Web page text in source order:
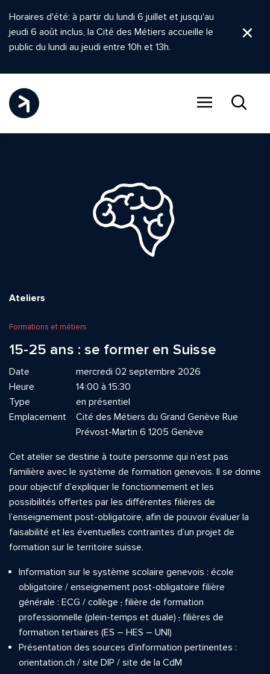
Horaires d'été: à partir du lundi 6 juillet et jusqu'au
jeudi 6 août inclus, la Cité des Métiers accueille le
public du lundi au jeudi entre 10h et 13h.
Ateliers
Formations et métiers
15-25 ans : se former en Suisse
Date
mercredi 02 septembre 2026
Heure
14:00 à 15:30
Type
en présentiel
Emplacement
Cité des Métiers du Grand Genève Rue
Prévost-Martin 6 1205 Genève
Cet atelier se destine à toute personne qui n’est pas
familière avec le système de formation genevois. Il se donne
pour objectif d’expliquer le fonctionnement et les
possibilités offertes par les différentes filières de
l’enseignement post-obligatoire, afin de pouvoir évaluer la
faisabilité et les éventuelles contraintes d’un projet de
formation sur le territoire suisse.
Information sur le système scolaire genevois : école
obligatoire / enseignement post-obligatoire filière
générale : ECG / collège , filière de formation
professionnelle (plein-temps et duale) , filières de
formation tertiaires (ES – HES – UNI)
Présentation des sources d’information pertinentes :
orientation.ch / site DIP / site de la CdM